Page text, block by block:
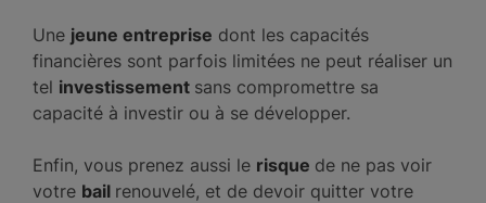
Une jeune entreprise dont les capacités
financières sont parfois limitées ne peut réaliser un
tel investissement sans compromettre sa
capacité à investir ou à se développer.
Enfin, vous prenez aussi le risque de ne pas voir
votre bail renouvelé, et de devoir quitter votre